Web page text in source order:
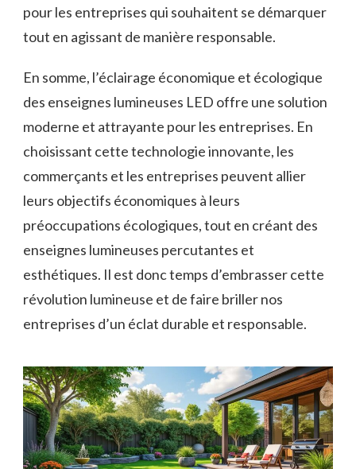
pour les⁢ entreprises‌ qui souhaitent se démarquer
tout en agissant de manière responsable.
En‌ somme,⁣ l’éclairage ⁣économique et écologique
des enseignes lumineuses LED offre une solution
moderne ‍et attrayante pour les entreprises. En
choisissant ⁢cette technologie innovante,‍ les
commerçants et les entreprises peuvent ⁣allier
leurs objectifs économiques à leurs
‌préoccupations écologiques, tout en créant des
⁢enseignes lumineuses percutantes et
esthétiques. Il⁤ est ‌donc ​temps d’embrasser cette⁢
révolution​ lumineuse et de faire briller nos
entreprises ⁤d’un éclat durable et responsable.